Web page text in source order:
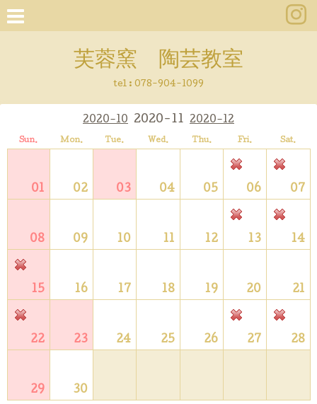
芙蓉窯 陶芸教室
tel : 078-904-1099
2020-10 2020-11 2020-12
Sun. Mon. Tue. Wed. Thu. Fri. Sat.
01 02 03 04 05 06 07
08 09 10 11 12 13 14
15 16 17 18 19 20 21
22 23 24 25 26 27 28
29 30